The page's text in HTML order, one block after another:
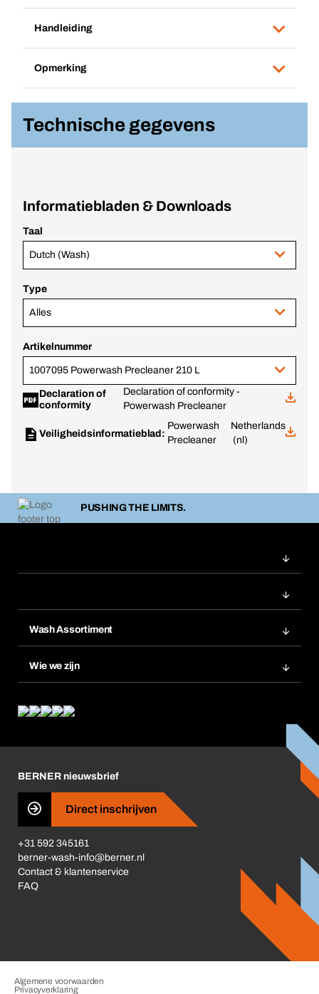
Handleiding
Opmerking
Technische gegevens
Informatiebladen & Downloads
Taal
Dutch (Wash)
Type
Alles
Artikelnummer
1007095 Powerwash Precleaner 210 L
Declaration of
conformity
Declaration of conformity -
Powerwash Precleaner
Veiligheidsinformatieblad:
Powerwash
Precleaner
Netherlands
(nl)
PUSHING THE LIMITS.
Wash Assortiment
Wie we zijn
Wat ons drijft
Business Conduct
BERNER nieuwsbrief
Direct inschrijven
+31 592 345161
berner-wash-info@berner.nl
Contact & klantenservice
FAQ
Algemene voorwaarden
Privacyverklaring